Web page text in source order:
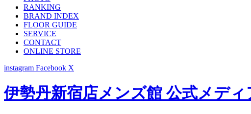
RANKING
BRAND INDEX
FLOOR GUIDE
SERVICE
CONTACT
ONLINE STORE
instagram Facebook X
伊勢丹新宿店メンズ館 公式メディ